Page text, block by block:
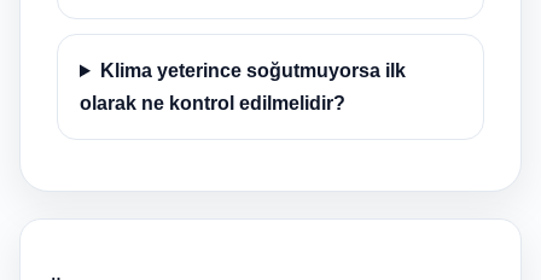
Klima yeterince soğutmuyorsa ilk
olarak ne kontrol edilmelidir?